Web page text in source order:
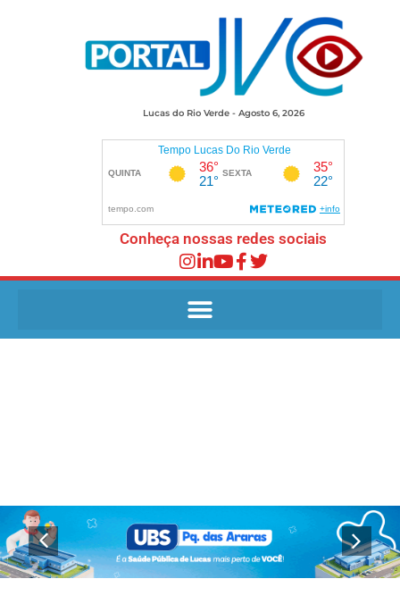
Lucas do Rio Verde - Agosto 6, 2026
Conheça nossas redes sociais